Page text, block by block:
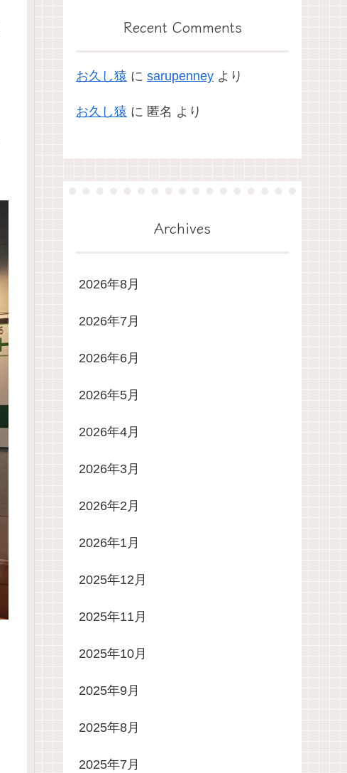
Recent Comments
お久し猿 に sarupenney より
お久し猿 に 匿名 より
Archives
2026年8月
2026年7月
2026年6月
2026年5月
2026年4月
2026年3月
2026年2月
2026年1月
2025年12月
2025年11月
2025年10月
2025年9月
2025年8月
2025年7月